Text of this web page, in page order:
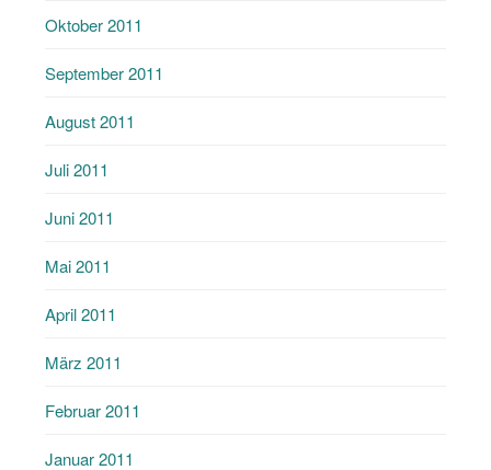
Oktober 2011
September 2011
August 2011
Juli 2011
Juni 2011
Mai 2011
April 2011
März 2011
Februar 2011
Januar 2011